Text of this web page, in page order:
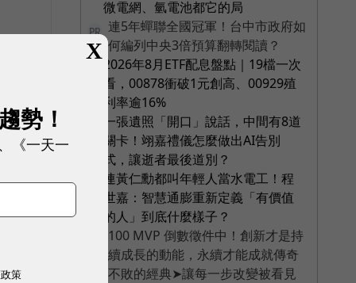
微電網、氫電池都它的局
PR
連5年蟬聯全國冠軍！台中市政府如
何編列中央3倍預算翻轉閱讀？
4 2026年8月ETF配息盤點｜19檔一次
看，00878衝破1元創高、00929殖
利率逾16%
一張遺照「開口」說話，中間有8道
關卡！翊嘉禮儀怎麼做出AI告別
式，讓逝者最後道別？
連黃仁勳都叫年輕人當水電工！程
世嘉：智慧通膨重新定義「有價值
的人」到底什麼樣子？
100 MVP 倒數徵件中！創新才是持
續成長的動能，永續才能成就傳奇
不敗的經典➤讓每一步改變被看見
X
勢！
《一天一
策